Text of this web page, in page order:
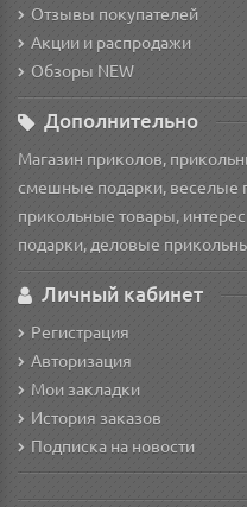
Отзывы покупателей
Акции и распродажи
Обзоры NEW
Дополнительно
Магазин приколов,
смешные подарки, веселые
прикольные товары,
подарки, деловые
Личный кабинет
Регистрация
Авторизация
Мои закладки
История заказов
Подписка на новости